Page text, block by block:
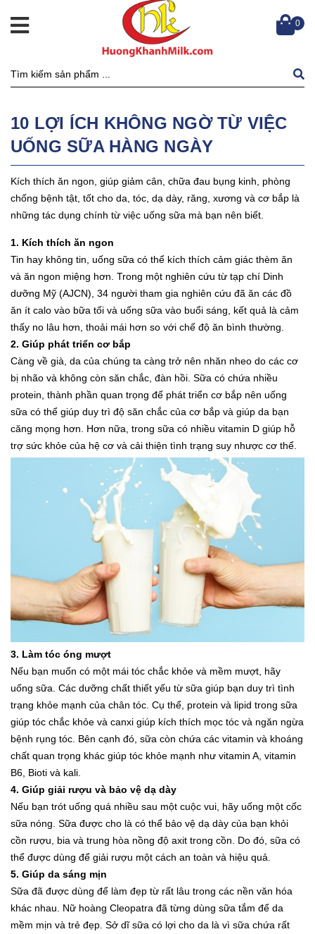
0
10 LỢI ÍCH KHÔNG NGỜ TỪ VIỆC
UỐNG SỮA HÀNG NGÀY
Kích thích ăn ngon, giúp giảm cân, chữa đau bụng kinh, phòng
chống bệnh tật, tốt cho da, tóc, dạ dày, răng, xương và cơ bắp là
những tác dụng chính từ việc uống sữa mà bạn nên biết.
1. Kích thích ăn ngon
Tin hay không tin, uống sữa có thể kích thích cảm giác thèm ăn
và ăn ngon miệng hơn. Trong một nghiên cứu từ tạp chí Dinh
dưỡng Mỹ (AJCN), 34 người tham gia nghiên cứu đã ăn các đồ
ăn ít calo vào bữa tối và uống sữa vào buổi sáng, kết quả là cảm
thấy no lâu hơn, thoải mái hơn so với chế độ ăn bình thường.
2. Giúp phát triển cơ bắp
Càng về già, da của chúng ta càng trở nên nhăn nheo do các cơ
bị nhão và không còn săn chắc, đàn hồi. Sữa có chứa nhiều
protein, thành phần quan trọng để phát triển cơ bắp nên uống
sữa có thể giúp duy trì độ săn chắc của cơ bắp và giúp da bạn
căng mọng hơn. Hơn nữa, trong sữa có nhiều vitamin D giúp hỗ
trợ sức khỏe của hệ cơ và cải thiện tình trạng suy nhược cơ thể.
3. Làm tóc óng mượt
Nếu bạn muốn có một mái tóc chắc khỏe và mềm mượt, hãy
uống sữa. Các dưỡng chất thiết yếu từ sữa giúp bạn duy trì tình
trạng khỏe mạnh của chân tóc. Cụ thể, protein và lipid trong sữa
giúp tóc chắc khỏe và canxi giúp kích thích mọc tóc và ngăn ngừa
bệnh rụng tóc. Bên cạnh đó, sữa còn chứa các vitamin và khoáng
chất quan trọng khác giúp tóc khỏe mạnh như vitamin A, vitamin
B6, Bioti và kali.
4. Giúp giải rượu và bảo vệ dạ dày
Nếu bạn trót uống quá nhiều sau một cuộc vui, hãy uống một cốc
sữa nóng. Sữa được cho là có thể bảo vệ dạ dày của bạn khỏi
cồn rượu, bia và trung hòa nồng độ axit trong cồn. Do đó, sữa có
thể được dùng để giải rượu một cách an toàn và hiệu quả.
5. Giúp da sáng mịn
Sữa đã được dùng để làm đẹp từ rất lâu trong các nền văn hóa
khác nhau. Nữ hoàng Cleopatra đã từng dùng sữa tắm để da
mềm mịn và trẻ đẹp. Sở dĩ sữa có lợi cho da là vì sữa chứa rất